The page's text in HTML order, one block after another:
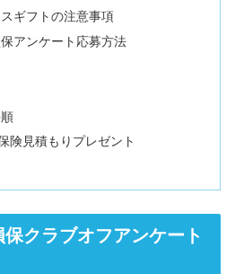
ギフトの注意事項
アンケート応募方法
険見積もりプレゼント
クラブオフアンケート